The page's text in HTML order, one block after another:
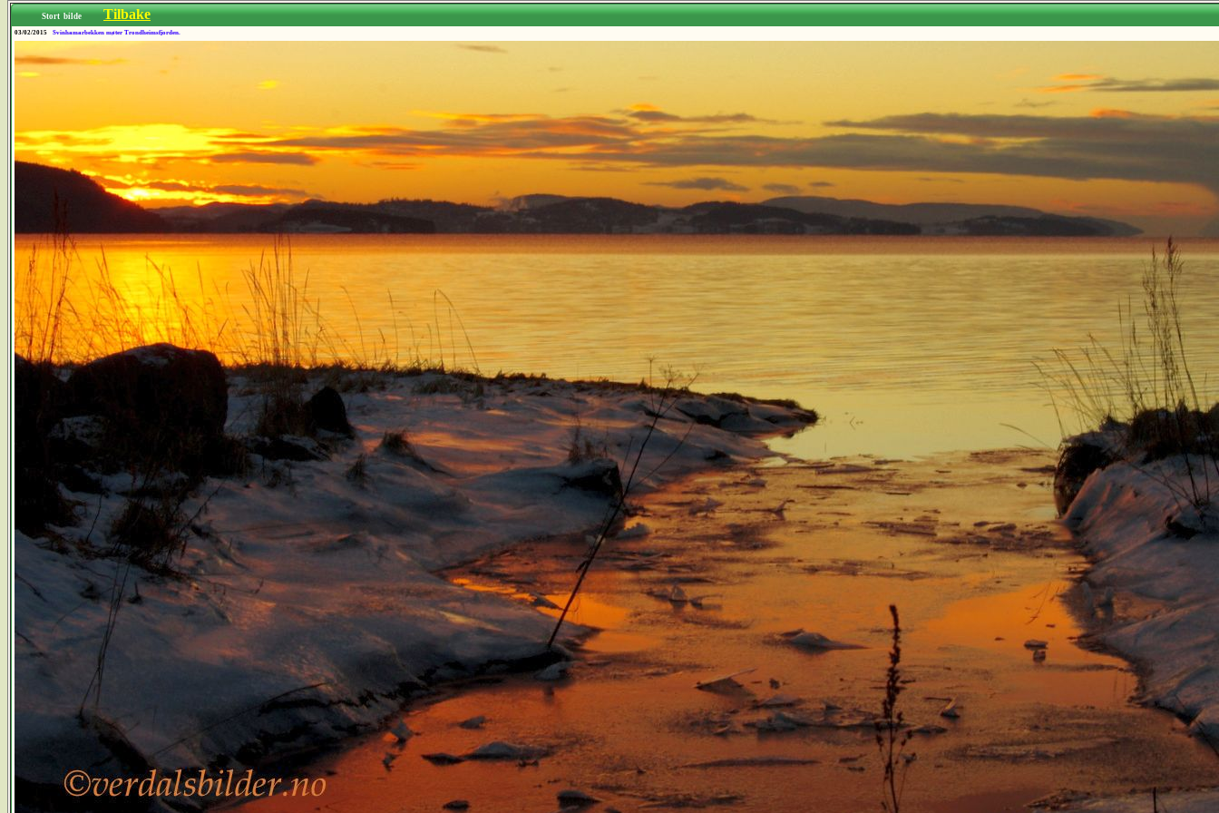
Stort bilde Tilbake
03/02/2015 Svinhamarbekken møter Trondheimsfjorden.